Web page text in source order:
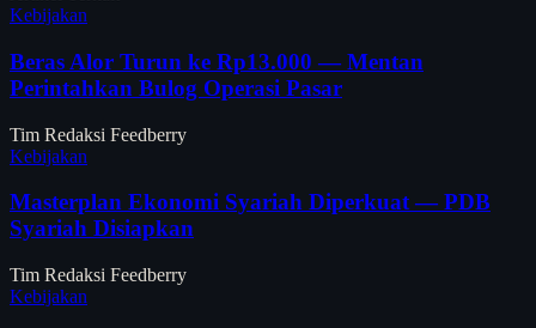
Kebijakan
Beras Alor Turun ke Rp13.000 — Mentan
Perintahkan Bulog Operasi Pasar
Tim Redaksi Feedberry
Kebijakan
Masterplan Ekonomi Syariah Diperkuat — PDB
Syariah Disiapkan
Tim Redaksi Feedberry
Kebijakan